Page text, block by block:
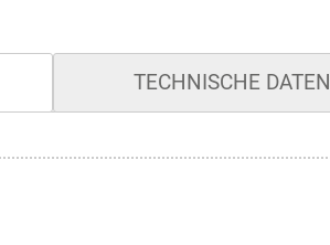
TECHNISCHE DATEN